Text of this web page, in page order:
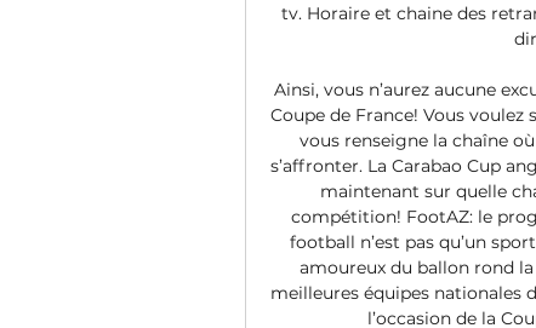
tv. Horaire et chaine des
Ainsi, vous n’aurez aucune
Coupe de France! Vous voulez
vous renseigne la chaîne
s’affronter. La Carabao Cup
maintenant sur quelle
compétition! FootAZ: le
football n’est pas qu’un
amoureux du ballon rond
meilleures équipes nationales
l’occasion de la